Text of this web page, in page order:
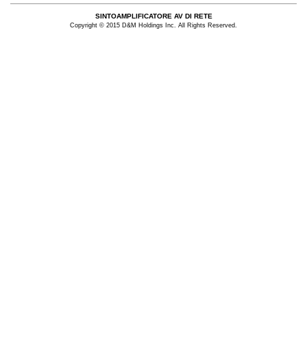
SINTOAMPLIFICATORE AV DI RETE
Copyright © 2015 D&M Holdings Inc. All Rights Reserved.